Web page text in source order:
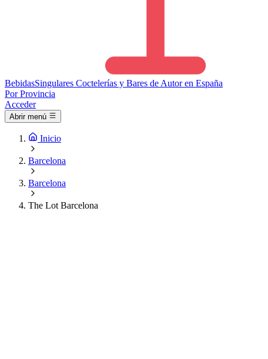
BebidasSingulares Coctelerías y Bares de Autor en España
Por Provincia
Acceder
Abrir menú
Inicio
Barcelona
Barcelona
The Lot Barcelona